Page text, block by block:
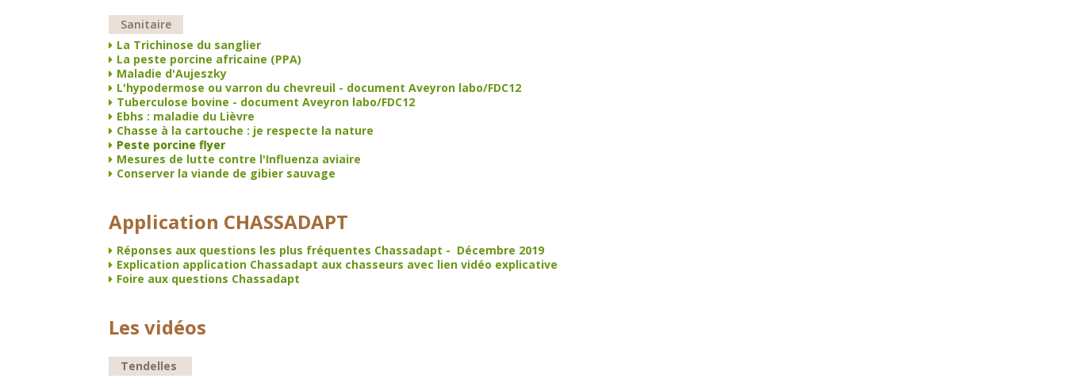
Sanitaire
La Trichinose du sanglier
La peste porcine africaine (PPA)
Maladie d'Aujeszky
L'hypodermose ou varron du chevreuil - document Aveyron labo/FDC12
Tuberculose bovine - document Aveyron labo/FDC12
Ebhs : maladie du Lièvre
Chasse à la cartouche : je respecte la nature
Peste porcine flyer
Mesures de lutte contre l'Influenza aviaire
Conserver la viande de gibier sauvage
Application CHASSADAPT
Réponses aux questions les plus fréquentes Chassadapt - Décembre 2019
Explication application Chassadapt aux chasseurs avec lien vidéo explicative
Foire aux questions Chassadapt
Les vidéos
Tendelles